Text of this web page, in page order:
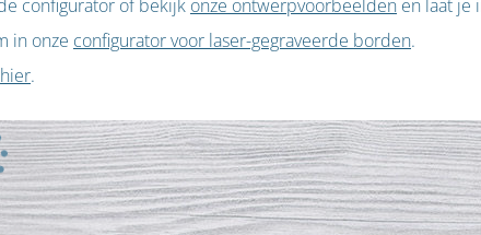
configurator of bekijk onze ontwerpvoorbeelden en laat je
in onze configurator voor laser-gegraveerde borden.
hier.